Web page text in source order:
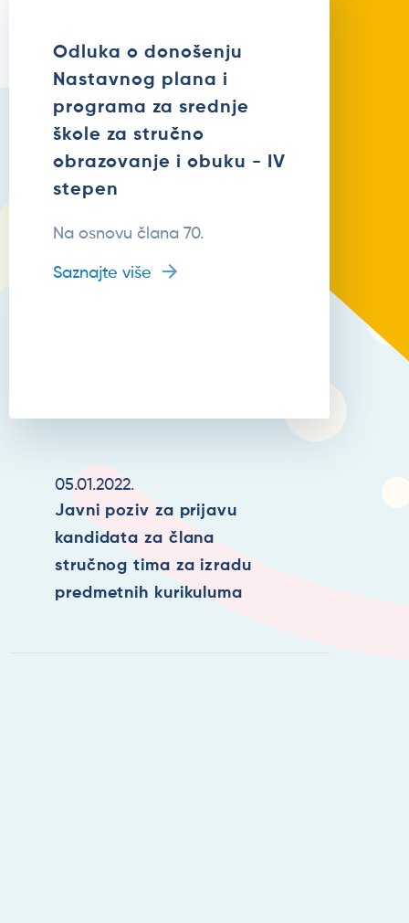
Odluka o donošenju
Nastavnog plana i
programa za srednje
škole za stručno
obrazovanje i obuku - IV
stepen
Na osnovu člana 70.
Saznajte više
05.01.2022.
Javni poziv za prijavu
kandidata za člana
stručnog tima za izradu
predmetnih kurikuluma